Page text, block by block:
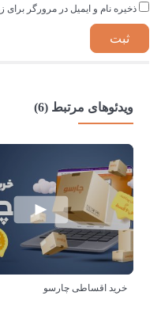
ذخیره نام و ایمیل در مرورگر برای
ویدئوهای مرتبط (6)
خرید اقساطی چارسو